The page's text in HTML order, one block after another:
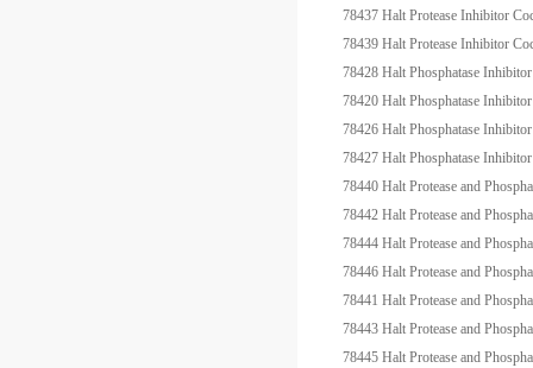
78437 Halt Protease Inhibitor
78439 Halt Protease Inhibitor
78428 Halt Phosphatase
78420 Halt Phosphatase
78426 Halt Phosphatase
78427 Halt Phosphatase
78440 Halt Protease and
78442 Halt Protease and
78444 Halt Protease and
78446 Halt Protease and
78441 Halt Protease and
78443 Halt Protease and
78445 Halt Protease and